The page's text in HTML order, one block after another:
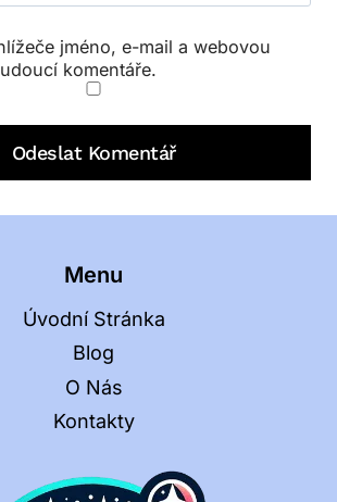
jméno, e-mail a webovou
komentáře.
Menu
Úvodní Stránka
Blog
O Nás
Kontakty